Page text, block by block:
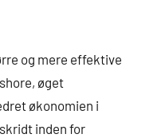
og mere effektive
øget
økonomien i
inden for